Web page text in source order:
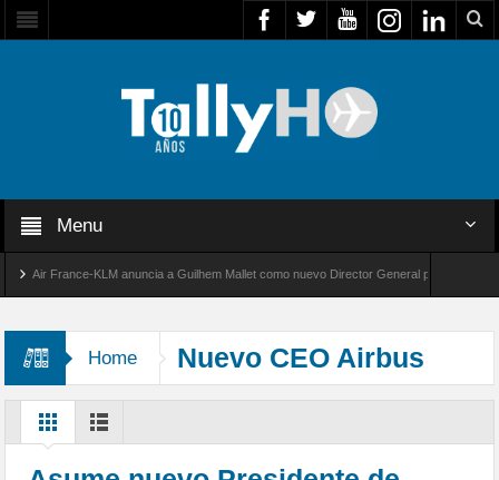
Menu
Air France-KLM anuncia a Guilhem Mallet como nuevo Director General para América
Home Nuevo CEO Airbus